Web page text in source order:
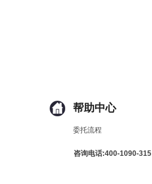
帮助中心
委托流程
咨询电话:400-1090-315